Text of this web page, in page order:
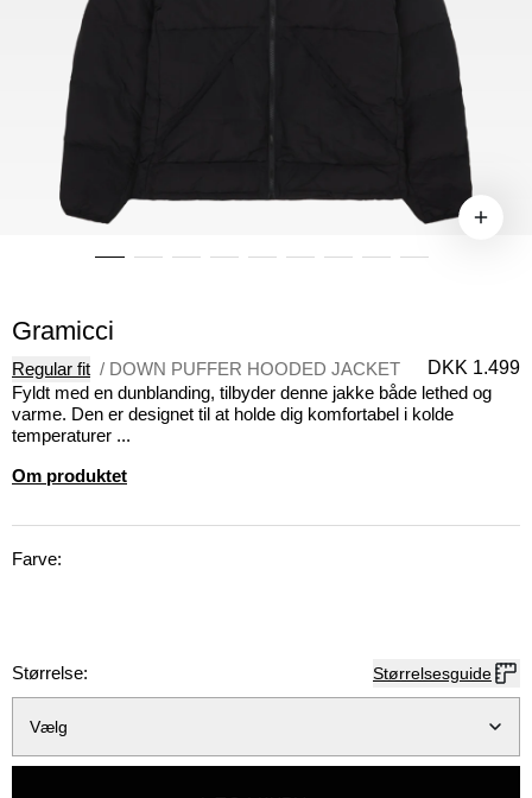
Gramicci
Regular fit / DOWN PUFFER HOODED JACKET
DKK 1.499
Fyldt med en dunblanding, tilbyder denne jakke både lethed og
varme. Den er designet til at holde dig komfortabel i kolde
temperaturer ...
Om produktet
Farve:
Størrelse: Størrelsesguide
Vælg